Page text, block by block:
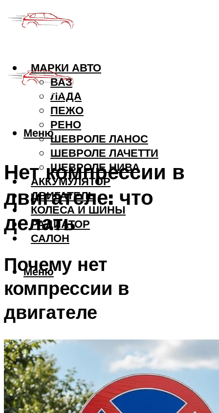
МАРКИ АВТО
ВАЗ
ЛАДА
ПЕЖО
РЕНО
ШЕВРОЛЕ ЛАНОС
ШЕВРОЛЕ ЛАЧЕТТИ
ШЕВРОЛЕ НИВА
АККУМУЛЯТОР
ДВИГАТЕЛЬ
КОЛЕСА И ШИНЫ
РАДИАТОР
САЛОН
Меню
Меню
Нет компрессии в
двигателе: что
делать
Почему нет
компрессии в
двигателе